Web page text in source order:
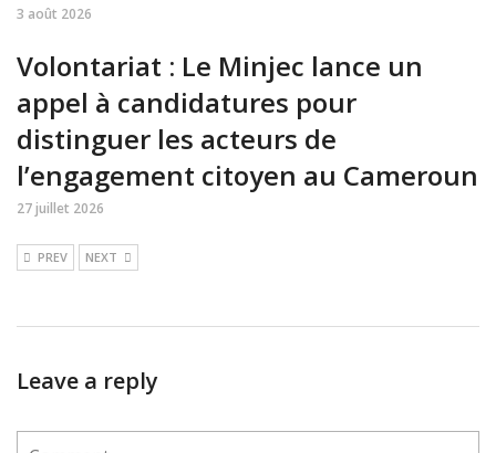
3 août 2026
Volontariat : Le Minjec lance un
appel à candidatures pour
distinguer les acteurs de
l’engagement citoyen au Cameroun
27 juillet 2026
PREV NEXT
Leave a reply